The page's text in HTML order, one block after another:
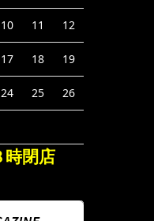
10 11 12
17 18 19
24 25 26
時閉店